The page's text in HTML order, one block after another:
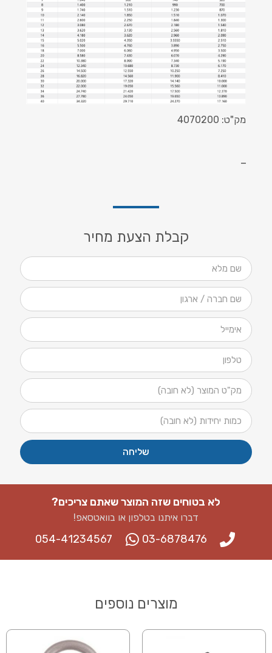
מק"ט: 4070200
–
קבלת הצעת מחיר
שליחה
לא בטוחים שזה המוצר שאתם צריכים?
דברו איתנו בטלפון או בוואטסאפ​!
03-6878476
054-41234567
מוצרים נוספים